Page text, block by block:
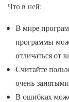
Что в ней:
В мире
программы
отличаться от
Считайте
очень
В ошибках